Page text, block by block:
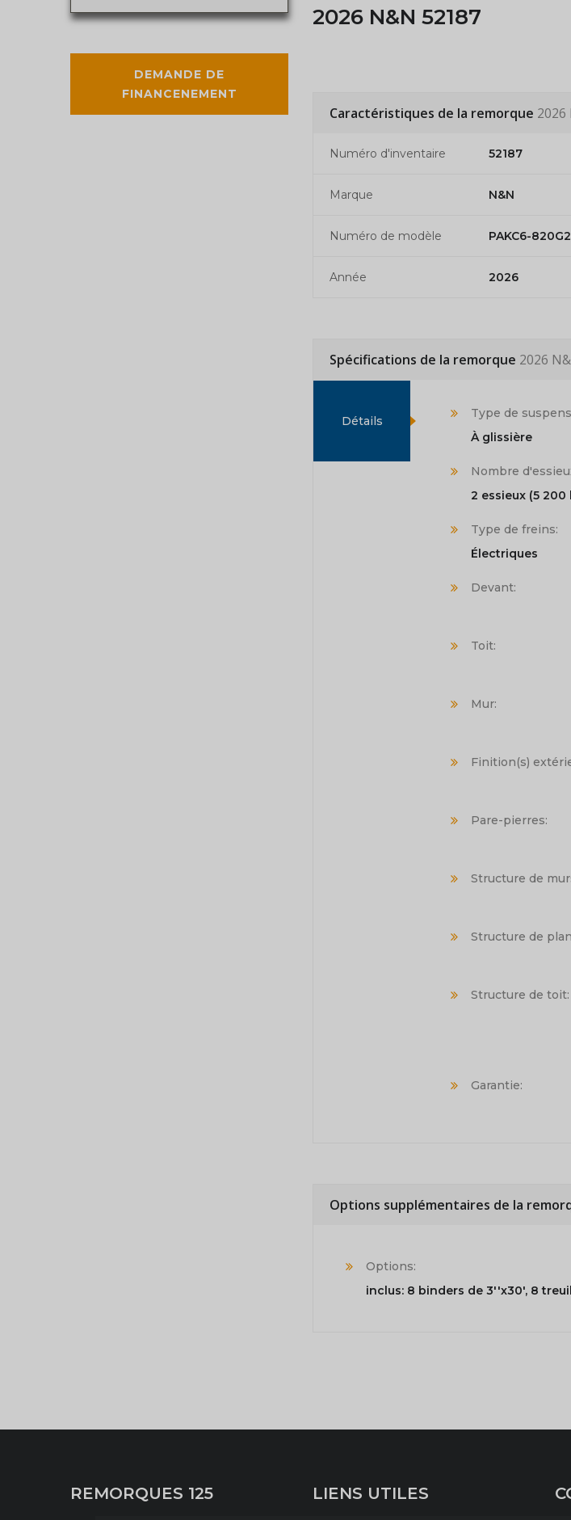
DEMANDE DE
FINANCENEMENT
2026 N&N 52187
Caractéristiques de la remorque 2026
Numéro d'inventaire 52187
Marque N&N
Numéro de modèle PAKC6-
Année 2026
Spécifications de la remorque 2026
Détails
Type de
À glissière
Nombre
2 essieux (5 200
Type de freins:
Électriques
Devant:
Toit:
Mur:
Finition(s)
Pare-pierres:
Structure de
Structure de
Structure de toit:
Garantie:
Options supplémentaires de la
Options:
inclus: 8 binders de 3''x30', 8
REMORQUES 125 LIENS UTILES